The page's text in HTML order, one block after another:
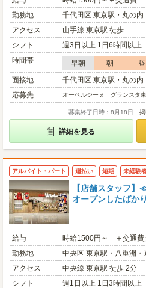
勤務地
千代田区 東京駅・丸の内
アクセス
山手線 東京駅 徒歩
シフト
週3日以上 1日6時間以上
時間帯
早朝 朝 昼
面接地
千代田区 東京駅・丸の内
応募先
オーベルジーヌ グランスタ
募集終了日時：8月18日
詳細を見る
アルバイト・パート 週払い 短期 未経験
【店舗スタッフ
オープンしたばか
給与
時給1500円～ ＋交通費
勤務地
中央区 東京駅・八重洲・
アクセス
中央線 東京駅 徒歩 2分
シフト
週1日以上 1日3時間以上